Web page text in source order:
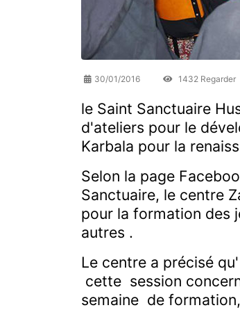
30/01/2016 1432 Regarder
le Saint Sanctuaire
d'ateliers pour le
Karbala pour la
Selon la page
Sanctuaire, le centre
pour la formation des
autres .
Le centre a précisé
cette session
semaine de formation,